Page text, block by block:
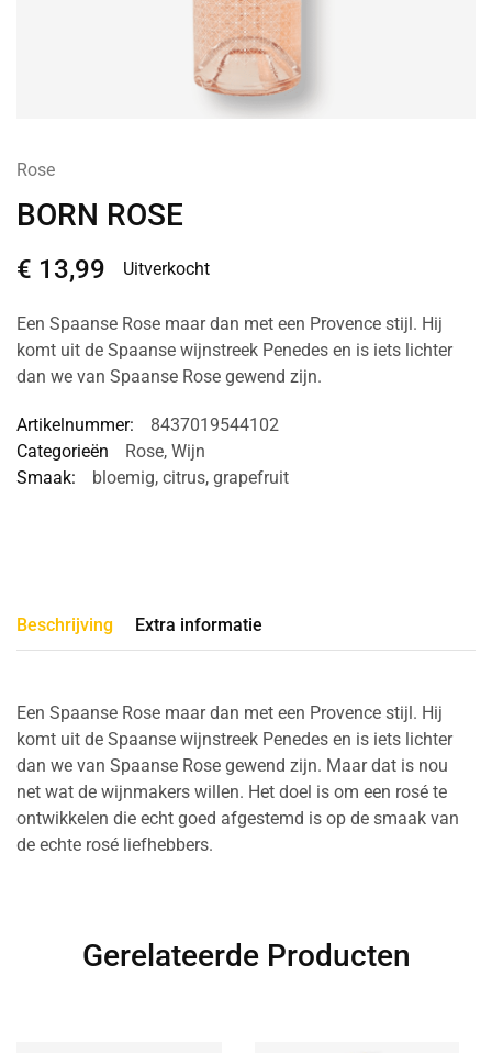
Rose
BORN ROSE
€ 13,99 Uitverkocht
Een Spaanse Rose maar dan met een Provence stijl. Hij
komt uit de Spaanse wijnstreek Penedes en is iets lichter
dan we van Spaanse Rose gewend zijn.
Artikelnummer:
8437019544102
Categorieën
Rose, Wijn
Smaak:
bloemig, citrus, grapefruit
Beschrijving Extra informatie
Een Spaanse Rose maar dan met een Provence stijl. Hij
komt uit de Spaanse wijnstreek Penedes en is iets lichter
dan we van Spaanse Rose gewend zijn. Maar dat is nou
net wat de wijnmakers willen. Het doel is om een rosé te
ontwikkelen die echt goed afgestemd is op de smaak van
de echte rosé liefhebbers.
Gerelateerde Producten